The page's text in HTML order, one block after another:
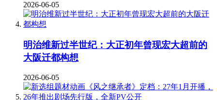
2026-06-05
明治维新过半世纪：大正初年曾现宏大超前的
大阪迁都构想
2026-06-05